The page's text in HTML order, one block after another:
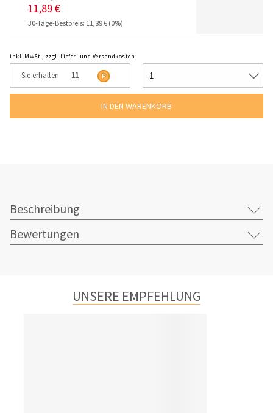
11,89 €
30-Tage-Bestpreis: 11,89 € (0%)
inkl. MwSt., zzgl. Liefer- und Versandkosten
Sie erhalten 11
Beschreibung
Bewertungen
UNSERE EMPFEHLUNG